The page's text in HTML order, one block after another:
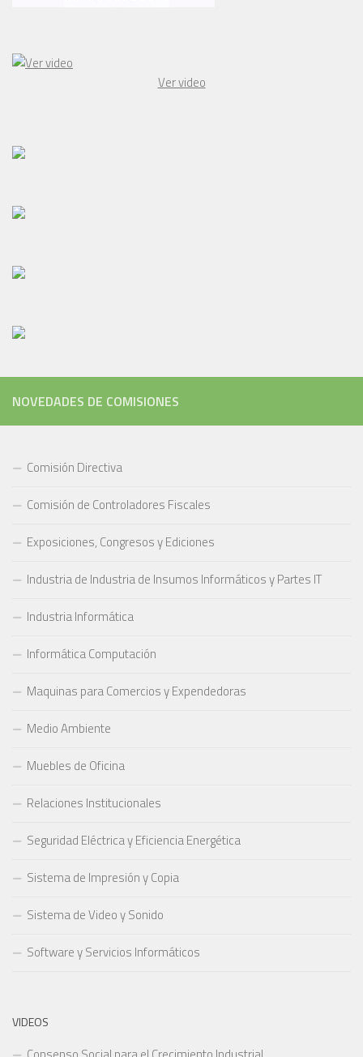
Ver video
NOVEDADES DE COMISIONES
Comisión Directiva
Comisión de Controladores Fiscales
Exposiciones, Congresos y Ediciones
Industria de Industria de Insumos Informáticos y Partes IT
Industria Informática
Informática Computación
Maquinas para Comercios y Expendedoras
Medio Ambiente
Muebles de Oficina
Relaciones Institucionales
Seguridad Eléctrica y Eficiencia Energética
Sistema de Impresión y Copia
Sistema de Video y Sonido
Software y Servicios Informáticos
VIDEOS